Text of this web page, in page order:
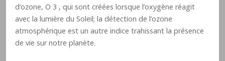
d’ozone, O 3 , qui sont créées lorsque l’oxygène réagit
avec la lumière du Soleil; la détection de l’ozone
atmosphérique est un autre indice trahissant la présence
de vie sur notre planète.